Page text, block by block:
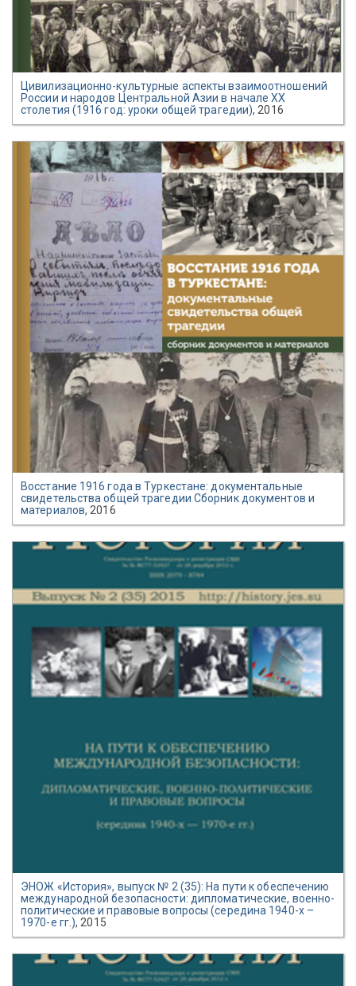
Цивилизационно-культурные аспекты взаимоотношений
России и народов Центральной Азии в начале XX
столетия (1916 год: уроки общей трагедии), 2016
Восстание 1916 года в Туркестане: документальные
свидетельства общей трагедии Сборник документов и
материалов, 2016
ЭНОЖ «История», выпуск № 2 (35): На пути к обеспечению
международной безопасности: дипломатические, военно-
политические и правовые вопросы (середина 1940-х –
1970-е гг.), 2015